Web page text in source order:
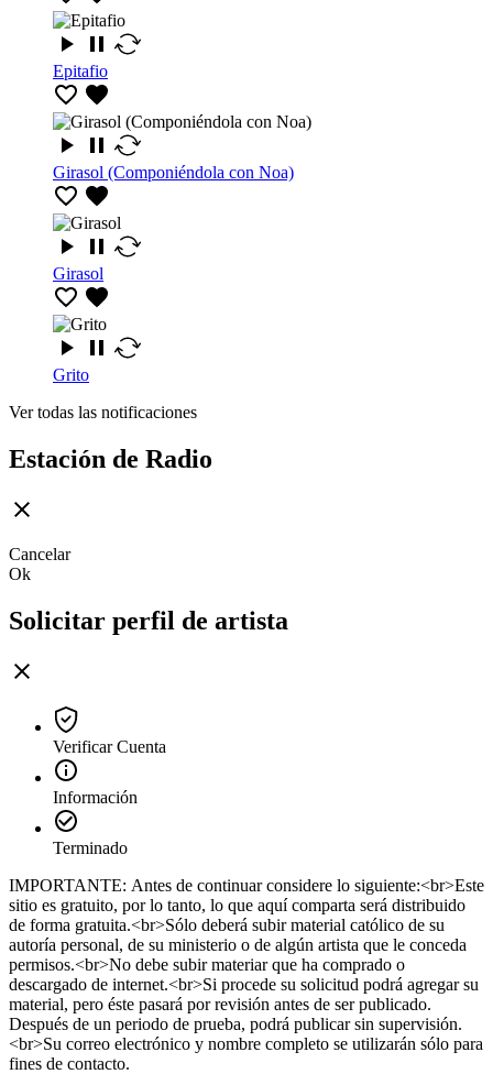
Epitafio
Girasol (Componiéndola con Noa)
Girasol
Grito
Ver todas las notificaciones
Estación de Radio
Cancelar
Ok
Solicitar perfil de artista
Verificar Cuenta
Información
Terminado
IMPORTANTE: Antes de continuar considere lo siguiente:<br>Este
sitio es gratuito, por lo tanto, lo que aquí comparta será distribuido
de forma gratuita.<br>Sólo deberá subir material católico de su
autoría personal, de su ministerio o de algún artista que le conceda
permisos.<br>No debe subir materiar que ha comprado o
descargado de internet.<br>Si procede su solicitud podrá agregar su
material, pero éste pasará por revisión antes de ser publicado.
Después de un periodo de prueba, podrá publicar sin supervisión.
<br>Su correo electrónico y nombre completo se utilizarán sólo para
fines de contacto.